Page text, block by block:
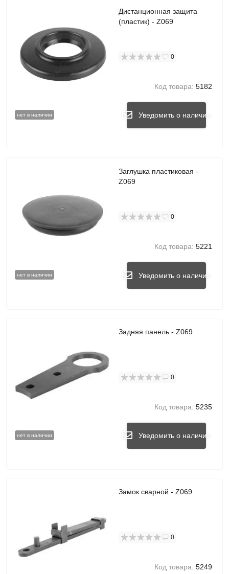
нет в наличии
Дистанционная защита
(пластик) - Z069
0
Код товара: 5182
Уведомить о наличии
нет в наличии
Заглушка пластиковая -
Z069
0
Код товара: 5221
Уведомить о наличии
нет в наличии
Задняя панель - Z069
0
Код товара: 5235
Уведомить о наличии
Замок сварной - Z069
0
Код товара: 5249